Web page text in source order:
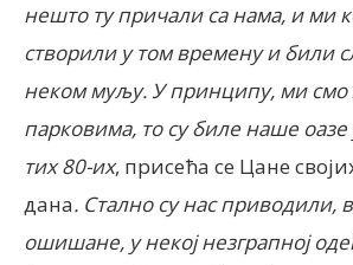
нешто ту причали са нама, и ми
створили у том времену и били
неком муљу. У принципу, ми
парковима, то су биле наше
тих 80-их, присећа се Цане
дана. Стално су нас приводили,
ошишане, у некој незграпној